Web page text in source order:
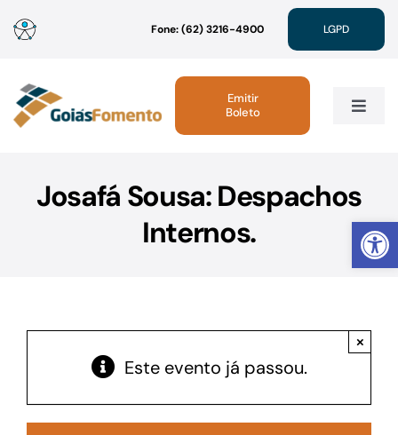
Abrir
para
conteúdo
Fone: (62) 3216-4900 LGPD
Toggle
Linhas de Crédito
Acesso à Informação
Emitir
Boleto
Josafá Sousa: Despachos
Internos.
Este evento já passou.
×